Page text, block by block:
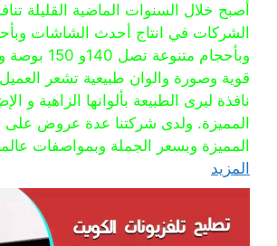
أصبح خلال السنوات الماضية القليلة
الشركات في انتاج أحدث الشاشات
وبأحجام
قوية وصورة والوان طبيعية تشعر
نافذة ليرى الطبيعة بألوانها الزاهية و
المميزة. ولدى شركتنا عدة عروض
المميزة وبسعر الجملة وبمواصفات
المزيد